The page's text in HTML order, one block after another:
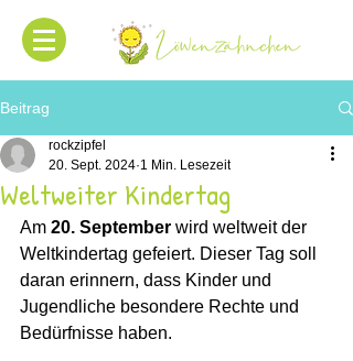
Beitrag
Weltweiter Kindertag
rockzipfel
20. Sept. 2024 1 Min. Lesezeit
Am 20. September wird weltweit der
Weltkindertag gefeiert. Dieser Tag soll
daran erinnern, dass Kinder und
Jugendliche besondere Rechte und
Bedürfnisse haben.